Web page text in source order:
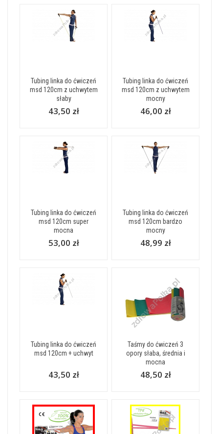
Tubing linka do ćwiczeń
msd 120cm z uchwytem
słaby
43,50 zł
Tubing linka do ćwiczeń
msd 120cm z uchwytem
mocny
46,00 zł
Tubing linka do ćwiczeń
msd 120cm super
mocna
53,00 zł
Tubing linka do ćwiczeń
msd 120cm bardzo
mocny
48,99 zł
Tubing linka do ćwiczeń
msd 120cm + uchwyt
43,50 zł
Taśmy do ćwiczeń 3
opory słaba, średnia i
mocna
48,50 zł